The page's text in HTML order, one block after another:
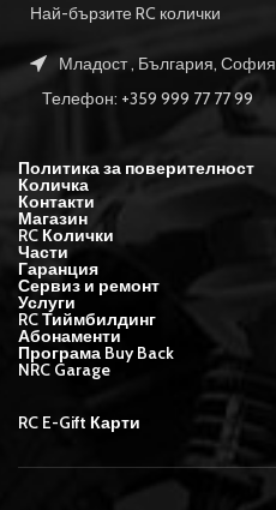
Най-бързите RC колички
Младост , България, София
Телефон: +359 999 77 77 99
Политика за поверителност
Количка
Контакти
Магазин
RC Колички
Части
Гаранция
Сервиз и ремонт
Услуги
RC Тиймбилдинг
Абонаменти
Програма Buy Back
NRC Garage
RC E-Gift Карти